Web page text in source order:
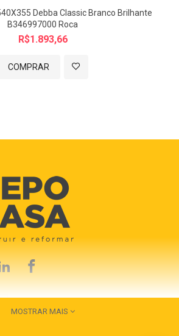
Debba Classic Branco Brilhante
B346997000 Roca
R$1.893,66
COMPRAR
MOSTRAR MAIS